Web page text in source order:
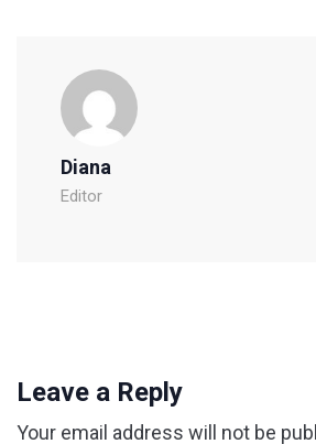
Diana
Editor
Leave a Reply
Your email address will not be